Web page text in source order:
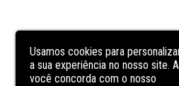
Usamos cookies para
a sua experiência no nosso site.
você concorda com o nosso